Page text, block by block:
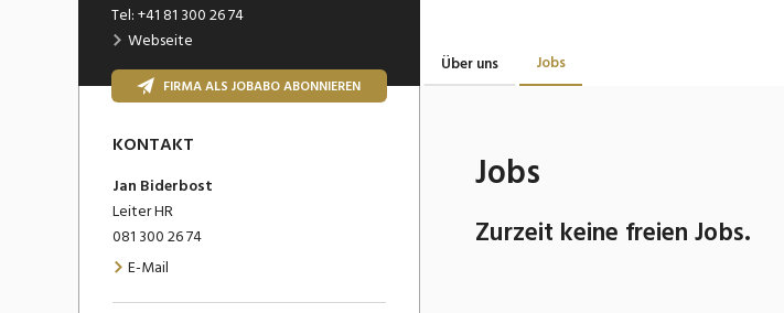
Tel:+41 81 300 26 74
Webseite
FIRMA ALS JOBABO ABONNIEREN
Über uns Jobs
KONTAKT
Jan Biderbost
Leiter HR
081 300 26 74
E-Mail
Jobs
Zurzeit keine freien Jobs.